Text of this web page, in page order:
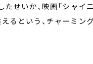
たせいか、映画「シャイ
るという、チャーミン